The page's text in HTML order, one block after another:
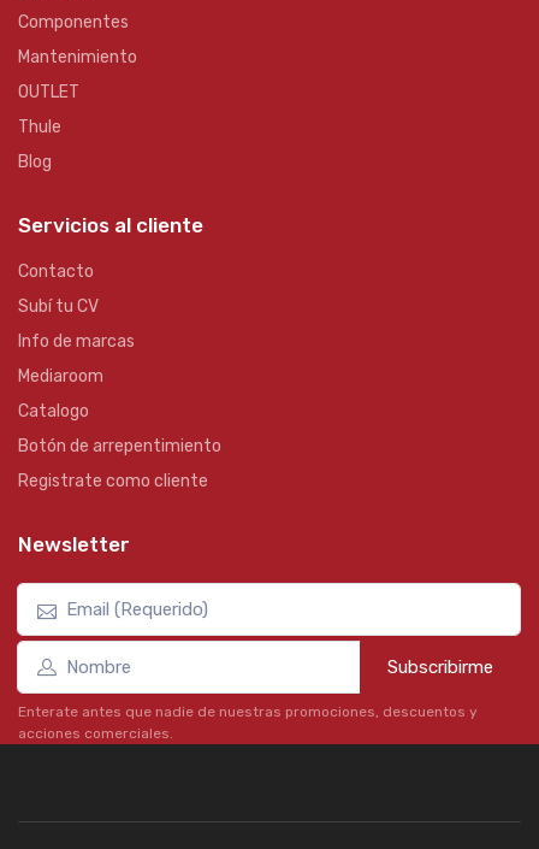
Componentes
Mantenimiento
OUTLET
Thule
Blog
Servicios al cliente
Contacto
Subí tu CV
Info de marcas
Mediaroom
Catalogo
Botón de arrepentimiento
Registrate como cliente
Newsletter
Subscribirme
Enterate antes que nadie de nuestras promociones, descuentos y
acciones comerciales.